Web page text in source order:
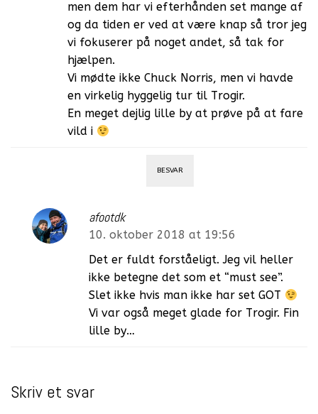
men dem har vi efterhånden set mange af
og da tiden er ved at være knap så tror jeg
vi fokuserer på noget andet, så tak for
hjælpen.
Vi mødte ikke Chuck Norris, men vi havde
en virkelig hyggelig tur til Trogir.
En meget dejlig lille by at prøve på at fare
vild i
BESVAR
afootdk
10. oktober 2018 at 19:56
Det er fuldt forståeligt. Jeg vil heller
ikke betegne det som et “must see”.
Slet ikke hvis man ikke har set GOT
Vi var også meget glade for Trogir. Fin
lille by…
Skriv et svar